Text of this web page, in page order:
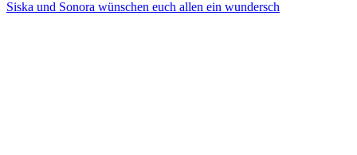
Siska und Sonora wünschen euch allen ein wundersch